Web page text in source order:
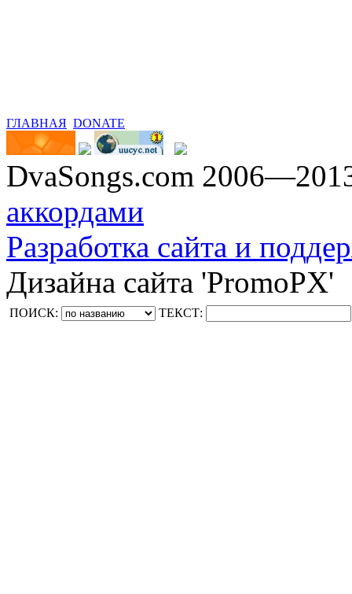
ГЛАВНАЯ DONATE
DvaSongs.com
аккордами
Разработка сайта и
Дизайна сайта 'PromoPX'
ПОИСК: ТЕКСТ: